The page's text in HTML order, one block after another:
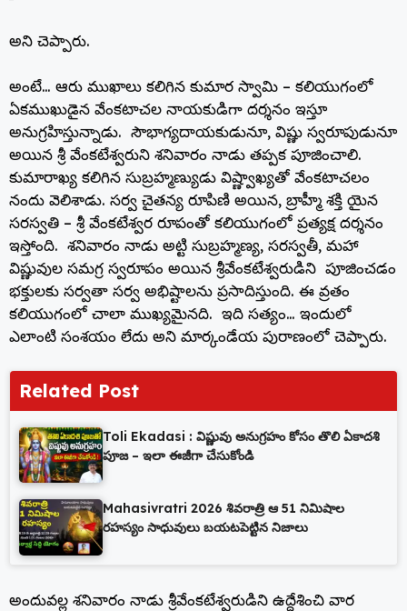
అని చెప్పారు.
అంటే… ఆరు ముఖాలు కలిగిన కుమార స్వామి – కలియుగంలో
ఏకముఖుడైన వేంకటాచల నాయకుడిగా దర్శనం ఇస్తూ
అనుగ్రహిస్తున్నాడు. సౌభాగ్యదాయకుడునూ, విష్ణు స్వరూపుడునూ
అయిన శ్రీ వేంకటేశ్వరుని శనివారం నాడు తప్పక పూజించాలి.
కుమారాఖ్య కలిగిన సుబ్రహ్మణ్యుడు విష్ణ్వాఖ్యతో వేంకటాచలం
నందు వెలిశాడు. సర్వ చైతన్య రూపిణి అయిన, బ్రాహ్మీ శక్తి యైన
సరస్వతి – శ్రీ వేంకటేశ్వర రూపంతో కలియుగంలో ప్రత్యక్ష దర్శనం
ఇస్తోంది. శనివారం నాడు అట్టి సుబ్రహ్మణ్య, సరస్వతీ, మహా
విష్ణువుల సమగ్ర స్వరూపం అయిన శ్రీవేంకటేశ్వరుడిని పూజించడం
భక్తులకు సర్వతా సర్వ అభిష్టాలను ప్రసాదిస్తుంది. ఈ వ్రతం
కలియుగంలో చాలా ముఖ్యమైనది. ఇది సత్యం… ఇందులో
ఎలాంటి సంశయం లేదు అని మార్కండేయ పురాణంలో చెప్పారు.
Related Post
Toli Ekadasi : విష్ణువు అనుగ్రహం కోసం తొలి ఏకాదశి
పూజ – ఇలా ఈజీగా చేసుకోండి
Mahasivratri 2026 శివరాత్రి ఆ 51 నిమిషాల
రహస్యం సాధువులు బయటపెట్టిన నిజాలు
అందువల్ల శనివారం నాడు శ్రీవేంకటేశ్వరుడిని ఉద్దేశించి వార